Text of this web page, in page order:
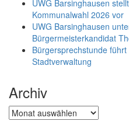
UWG Barsinghausen
Kommunalwahl 2026 vor
UWG Barsinghausen
Bürgermeisterkandidat
Bürgersprechstunde
Stadtverwaltung
Archiv
Archiv